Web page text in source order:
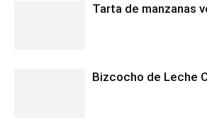
Tarta de manzanas
Bizcocho de Leche